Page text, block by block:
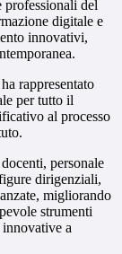
professionali del
digitale e
innovativi,
rappresentato
per tutto il
al processo
personale
dirigenziali,
migliorando
strumenti
a